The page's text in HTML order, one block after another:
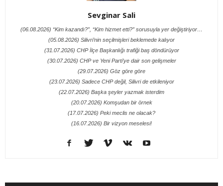
Sevginar Sali
(06.08.2026) “Kim kazandı?”, “Kim hizmet etti?” sorusuyla yer değiştiriyor…
(05.08.2026) Silivri’nin seçilmişleri beklemede kalıyor
(31.07.2026) CHP İlçe Başkanlığı trafiği baş döndürüyor
(30.07.2026) CHP ve Yeni Parti’ye dair son gelişmeler
(29.07.2026) Göz göre göre
(23.07.2026) Sadece CHP değil, Silivri de etkileniyor
(22.07.2026) Başka şeyler yazmak isterdim
(20.07.2026) Komşudan bir örnek
(17.07.2026) Peki meclis ne olacak?
(16.07.2026) Bir vizyon meselesi!